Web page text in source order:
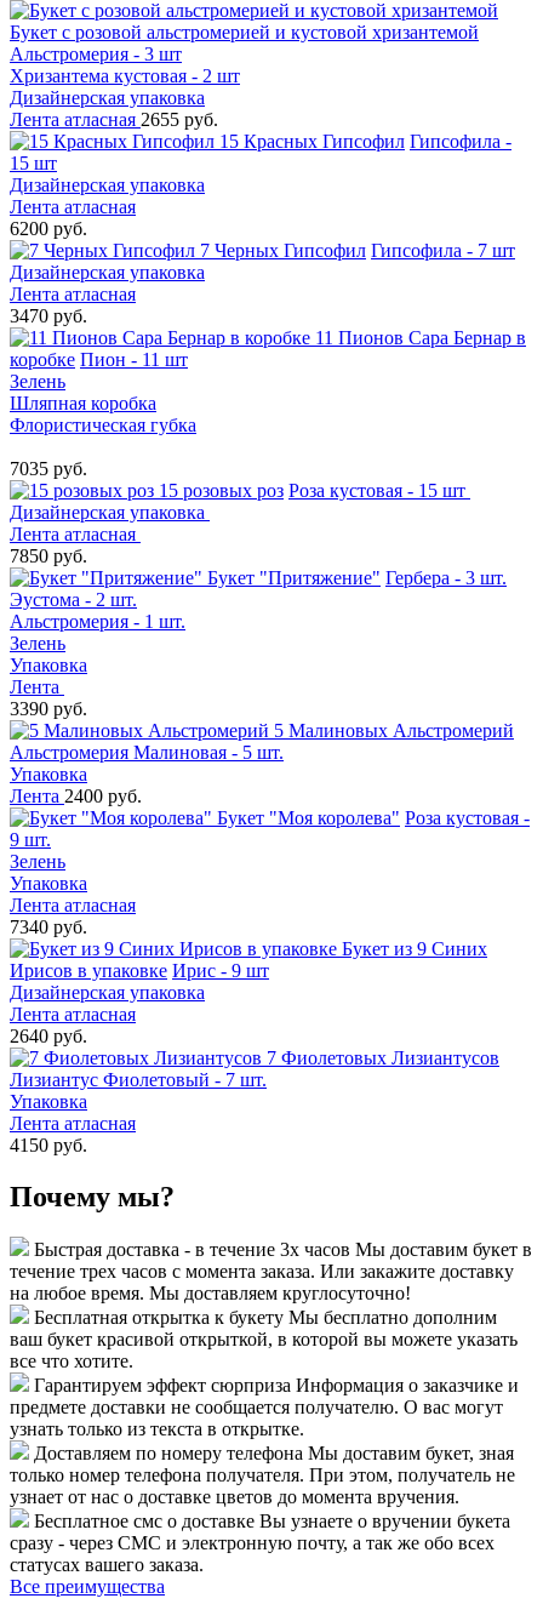
Букет с розовой альстромерией и кустовой хризантемой
Альстромерия - 3 шт
Хризантема кустовая - 2 шт
Дизайнерская упаковка
Лента атласная 2655 руб.
15 Красных Гипсофил Гипсофила -
15 шт
Дизайнерская упаковка
Лента атласная
6200 руб.
7 Черных Гипсофил Гипсофила - 7 шт
Дизайнерская упаковка
Лента атласная
3470 руб.
11 Пионов Сара Бернар в
коробке Пион - 11 шт
Зелень
Шляпная коробка
Флористическая губка
7035 руб.
15 розовых роз Роза кустовая - 15 шт
Дизайнерская упаковка
Лента атласная
7850 руб.
Букет "Притяжение" Гербера - 3 шт.
Эустома - 2 шт.
Альстромерия - 1 шт.
Зелень
Упаковка
Лента
3390 руб.
5 Малиновых Альстромерий
Альстромерия Малиновая - 5 шт.
Упаковка
Лента 2400 руб.
Букет "Моя королева" Роза кустовая -
9 шт.
Зелень
Упаковка
Лента атласная
7340 руб.
Букет из 9 Синих
Ирисов в упаковке Ирис - 9 шт
Дизайнерская упаковка
Лента атласная
2640 руб.
7 Фиолетовых Лизиантусов
Лизиантус Фиолетовый - 7 шт.
Упаковка
Лента атласная
4150 руб.
Почему мы?
Быстрая доставка - в течение 3х часов Мы доставим букет в
течение трех часов с момента заказа. Или закажите доставку
на любое время. Мы доставляем круглосуточно!
Бесплатная открытка к букету Мы бесплатно дополним
ваш букет красивой открыткой, в которой вы можете указать
все что хотите.
Гарантируем эффект сюрприза Информация о заказчике и
предмете доставки не сообщается получателю. О вас могут
узнать только из текста в открытке.
Доставляем по номеру телефона Мы доставим букет, зная
только номер телефона получателя. При этом, получатель не
узнает от нас о доставке цветов до момента вручения.
Бесплатное смс о доставке Вы узнаете о вручении букета
сразу - через СМС и электронную почту, а так же обо всех
статусах вашего заказа.
Все преимущества